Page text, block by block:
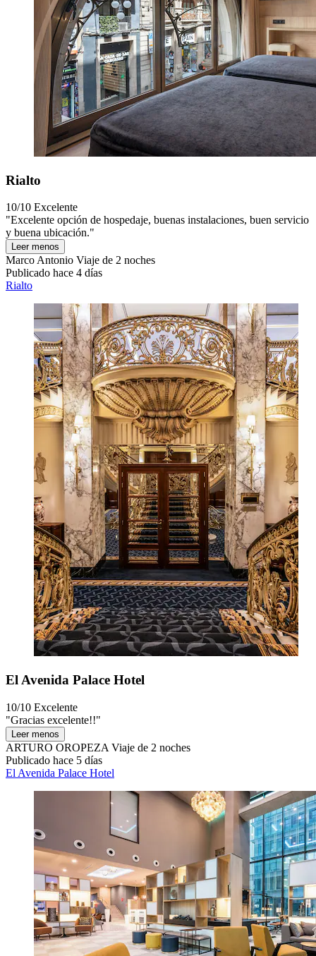
Rialto
10/10 Excelente
"Excelente opción de hospedaje, buenas instalaciones, buen servicio
y buena ubicación."
Leer menos
Marco Antonio Viaje de 2 noches
Publicado hace 4 días
Rialto
El Avenida Palace Hotel
10/10 Excelente
"Gracias excelente!!"
Leer menos
ARTURO OROPEZA Viaje de 2 noches
Publicado hace 5 días
El Avenida Palace Hotel